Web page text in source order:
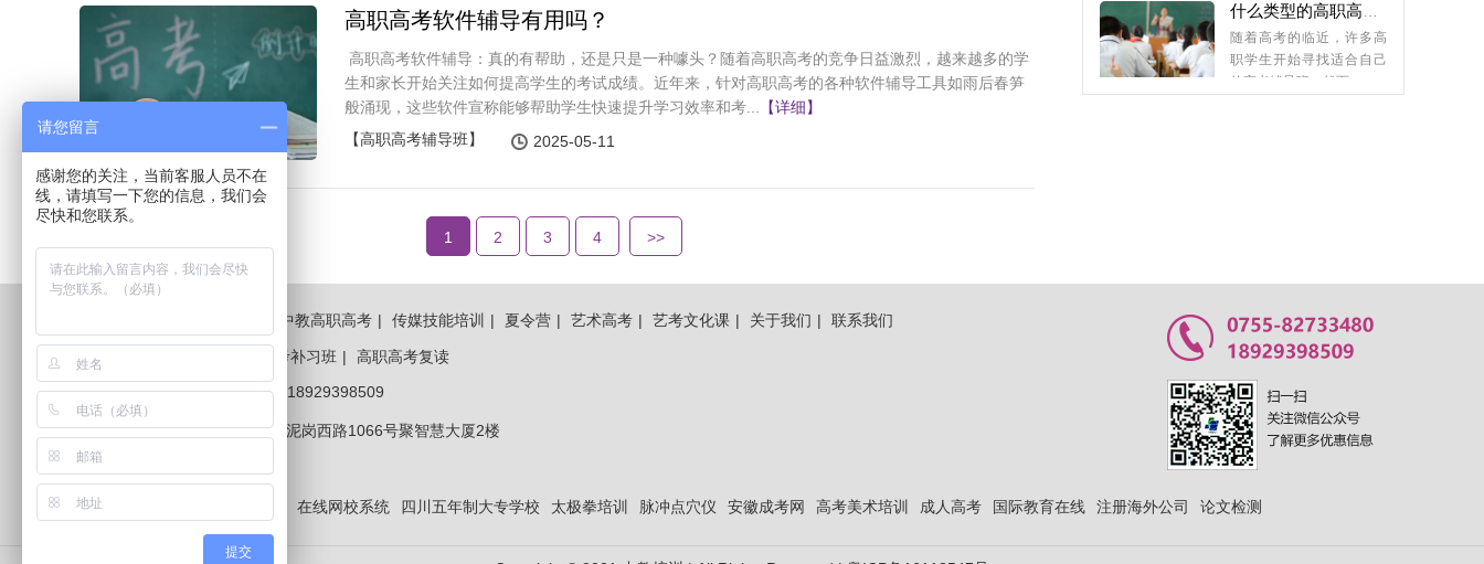
高职高考软件辅导有用吗？
高职高考软件辅导：真的有帮助，还是只是一种噱头？随着高职高考的竞争日益激烈，越来越多的学
生和家长开始关注如何提高学生的考试成绩。近年来，针对高职高考的各种软件辅导工具如雨后春笋
般涌现，这些软件宣称能够帮助学生快速提升学习效率和考...
【详细】
【高职高考辅导班】
2025-05-11
1 2 3 4 >>
随着高考的临近，许多高
职学生开始寻找适合自己
的高考辅导班。然而，...
发展，高职高考已经成为
随着我国职业教育体系的
日益完善，高职高考已成
为众多中职生迈向更高...
在探讨高职高考培训班能
中教高职高考 | 传媒技能培训 | 夏令营 | 艺术高考 | 艺考文化课 | 关于我们 | 联系我们
广州高职高考 广东高职高考补习班 |
高职高考复读
咨询热线：0755-82733480 , 18929398509
招生报名地址：深圳市罗湖区泥岗西路1066号聚智慧大厦2楼
友情链接： 在线网校系统 四川五年制大专学校 太极拳培训 脉冲点穴仪 安徽成考网 高考美术培训 成人高考 国际教育在线 注册海外公司 论文检测
请您留言
感谢您的关注，当前客服人员不在
线，请填写一下您的信息，我们会
尽快和您联系。
提交